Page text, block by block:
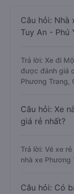
Câu hỏi:
Tuy An - Phú
Trả lời: Xe đi
được đánh giá
Phương Trang,
Câu hỏi: Xe
giá rẻ nhất?
Trả lời: Vé xe
nhà xe Phương
Câu hỏi: Có